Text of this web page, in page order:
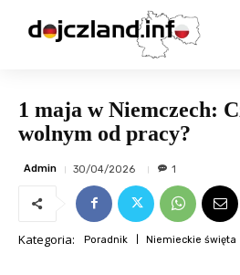
1 maja w Niemczech:
wolnym od pracy?
Admin 30/04/2026 1
Kategoria: Poradnik Niemieckie święta